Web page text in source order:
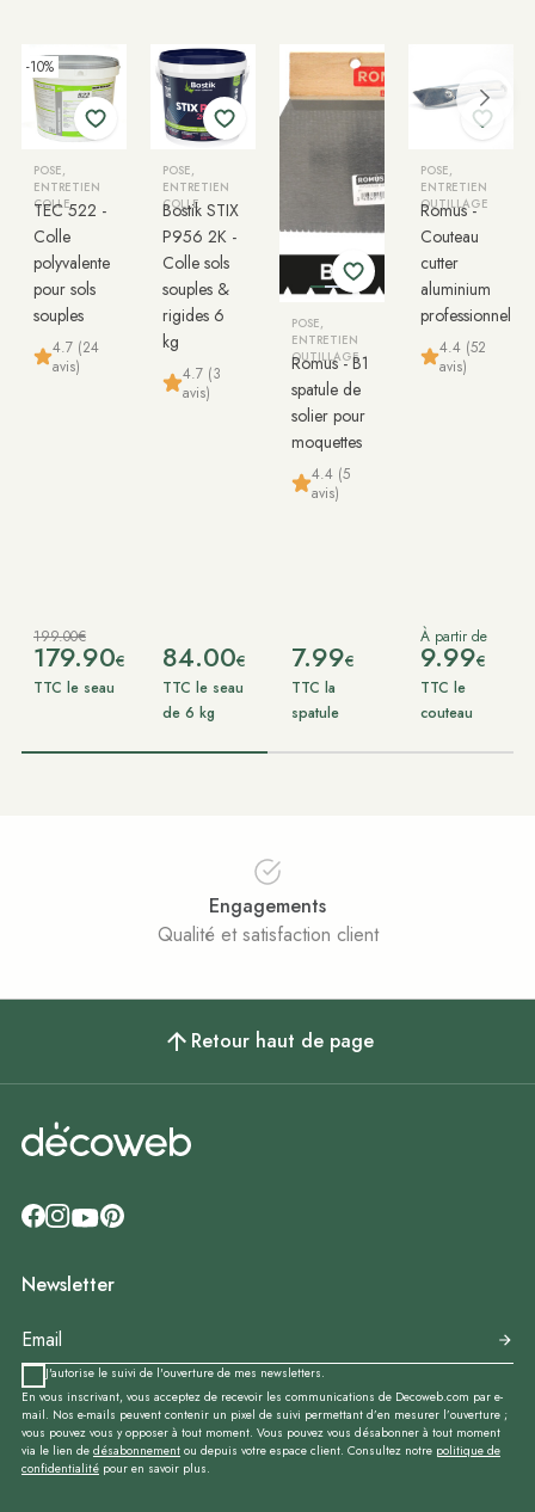
-10%
POSE,
ENTRETIEN
COLLE
TEC 522 -
Colle
polyvalente
pour sols
souples
4.7 (24
avis)
199.00€
179.90€
TTC le seau
POSE,
ENTRETIEN
COLLE
Bostik STIX
P956 2K -
Colle sols
souples &
rigides 6
kg
4.7 (3
avis)
84.00€
TTC le seau
de 6 kg
POSE,
ENTRETIEN
OUTILLAGE
Romus - B1
spatule de
solier pour
moquettes
4.4 (5
avis)
7.99€
TTC la
spatule
POSE,
ENTRETIEN
OUTILLAGE
Romus -
Couteau
cutter
aluminium
professionnel
4.4 (52
avis)
À partir de
9.99€
TTC le
couteau
Engagements
Qualité et satisfaction client
Retour haut de page
Newsletter
J'autorise le suivi de l'ouverture de mes newsletters.
En vous inscrivant, vous acceptez de recevoir les communications de Decoweb.com par e-
mail. Nos e-mails peuvent contenir un pixel de suivi permettant d’en mesurer l’ouverture ;
vous pouvez vous y opposer à tout moment. Vous pouvez vous désabonner à tout moment
via le lien de désabonnement ou depuis votre espace client. Consultez notre politique de
confidentialité pour en savoir plus.